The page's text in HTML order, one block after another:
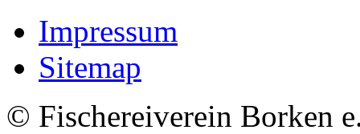
Impressum
Sitemap
© Fischereiverein Borken